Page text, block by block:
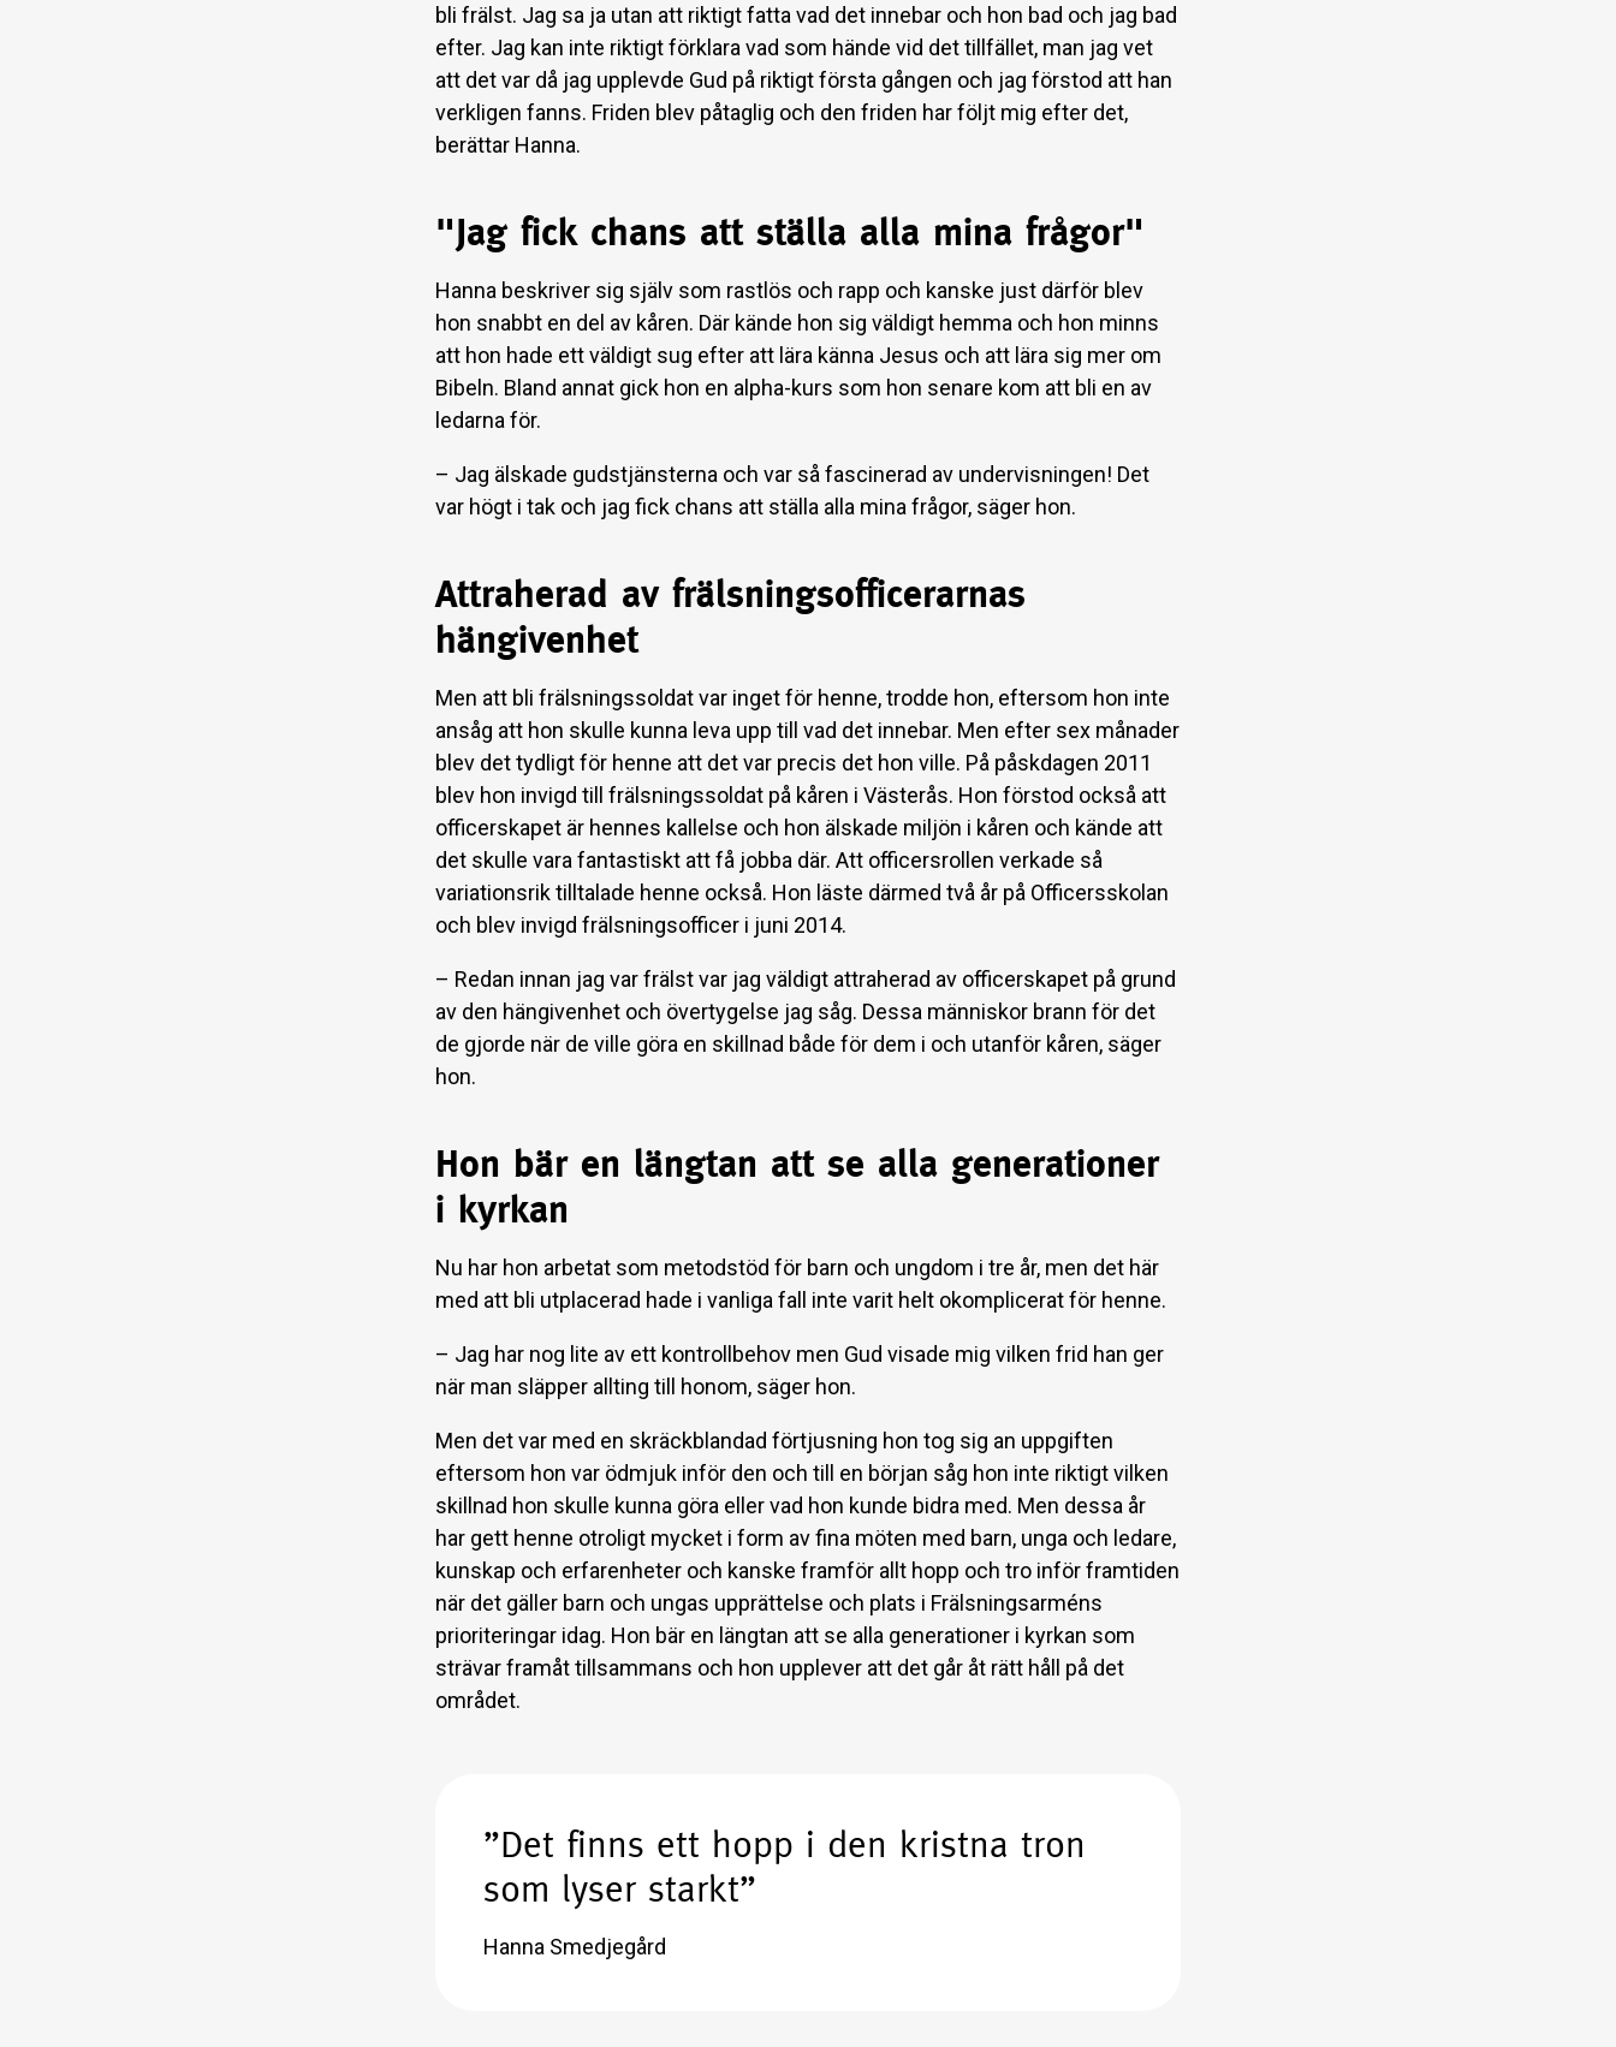
bli frälst. Jag sa ja utan att riktigt fatta vad det innebar och hon bad och jag bad
efter. Jag kan inte riktigt förklara vad som hände vid det tillfället, man jag vet
att det var då jag upplevde Gud på riktigt första gången och jag förstod att han
verkligen fanns. Friden blev påtaglig och den friden har följt mig efter det,
berättar Hanna.
"Jag fick chans att ställa alla mina frågor"
Hanna beskriver sig själv som rastlös och rapp och kanske just därför blev
hon snabbt en del av kåren. Där kände hon sig väldigt hemma och hon minns
att hon hade ett väldigt sug efter att lära känna Jesus och att lära sig mer om
Bibeln. Bland annat gick hon en alpha-kurs som hon senare kom att bli en av
ledarna för.
– Jag älskade gudstjänsterna och var så fascinerad av undervisningen! Det
var högt i tak och jag fick chans att ställa alla mina frågor, säger hon.
Attraherad av frälsningsofficerarnas
hängivenhet
Men att bli frälsningssoldat var inget för henne, trodde hon, eftersom hon inte
ansåg att hon skulle kunna leva upp till vad det innebar. Men efter sex månader
blev det tydligt för henne att det var precis det hon ville. På påskdagen 2011
blev hon invigd till frälsningssoldat på kåren i Västerås. Hon förstod också att
officerskapet är hennes kallelse och hon älskade miljön i kåren och kände att
det skulle vara fantastiskt att få jobba där. Att officersrollen verkade så
variationsrik tilltalade henne också. Hon läste därmed två år på Officersskolan
och blev invigd frälsningsofficer i juni 2014.
– Redan innan jag var frälst var jag väldigt attraherad av officerskapet på grund
av den hängivenhet och övertygelse jag såg. Dessa människor brann för det
de gjorde när de ville göra en skillnad både för dem i och utanför kåren, säger
hon.
Hon bär en längtan att se alla generationer
i kyrkan
Nu har hon arbetat som metodstöd för barn och ungdom i tre år, men det här
med att bli utplacerad hade i vanliga fall inte varit helt okomplicerat för henne.
– Jag har nog lite av ett kontrollbehov men Gud visade mig vilken frid han ger
när man släpper allting till honom, säger hon.
Men det var med en skräckblandad förtjusning hon tog sig an uppgiften
eftersom hon var ödmjuk inför den och till en början såg hon inte riktigt vilken
skillnad hon skulle kunna göra eller vad hon kunde bidra med. Men dessa år
har gett henne otroligt mycket i form av fina möten med barn, unga och ledare,
kunskap och erfarenheter och kanske framför allt hopp och tro inför framtiden
när det gäller barn och ungas upprättelse och plats i Frälsningsarméns
prioriteringar idag. Hon bär en längtan att se alla generationer i kyrkan som
strävar framåt tillsammans och hon upplever att det går åt rätt håll på det
området.
”Det finns ett hopp i den kristna tron
som lyser starkt”
Hanna Smedjegård